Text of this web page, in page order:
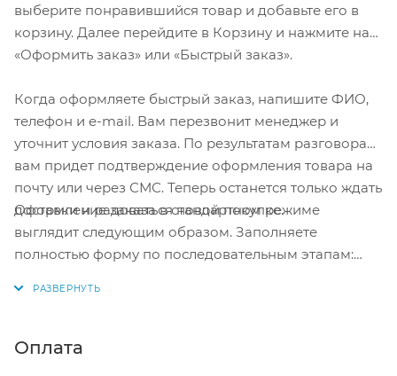
выберите понравившийся товар и добавьте его в
корзину. Далее перейдите в Корзину и нажмите на
«Оформить заказ» или «Быстрый заказ».
Когда оформляете быстрый заказ, напишите ФИО,
телефон и e-mail. Вам перезвонит менеджер и
уточнит условия заказа. По результатам разговора
вам придет подтверждение оформления товара на
почту или через СМС. Теперь останется только ждать
доставки и радоваться новой покупке.
Оформление заказа в стандартном режиме
выглядит следующим образом. Заполняете
полностью форму по последовательным этапам:
Нажмите кнопку «Оформить заказ».
Оплата